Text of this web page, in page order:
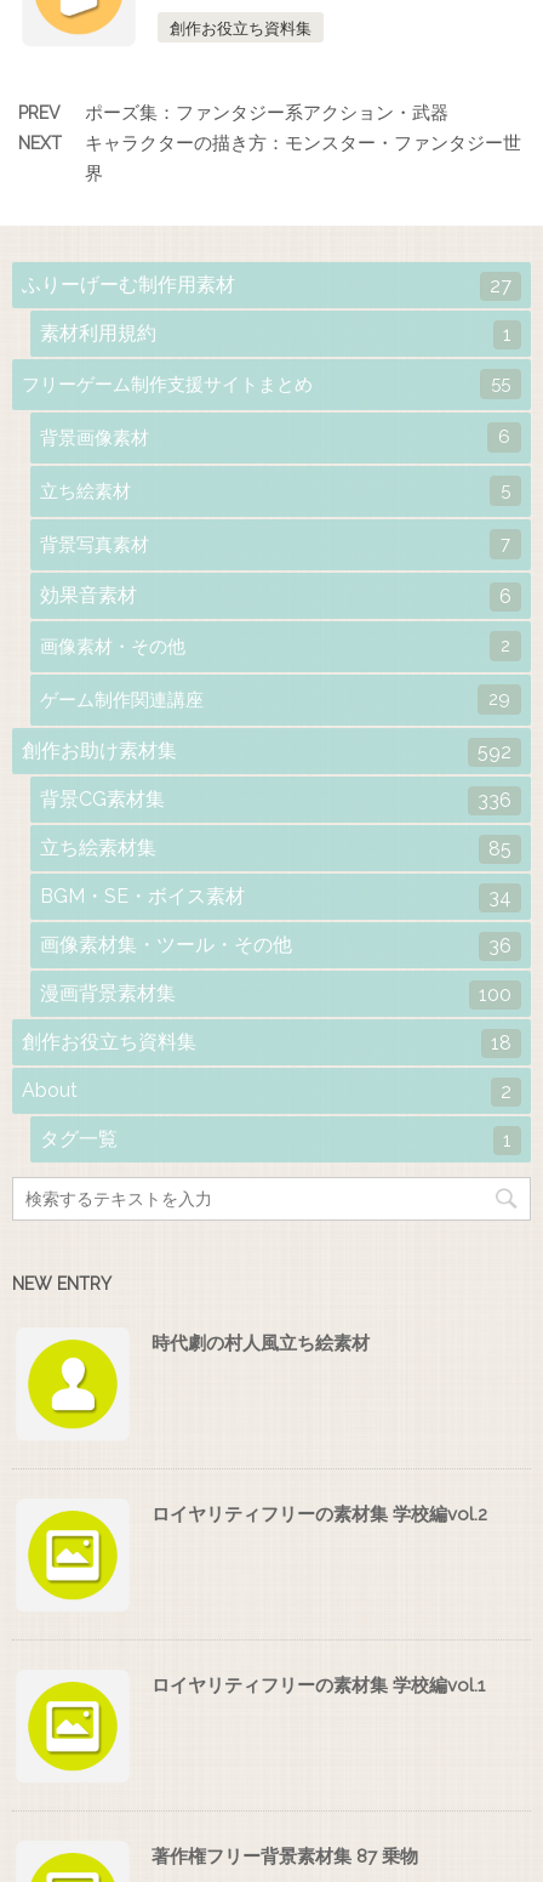
創作お役立ち資料集
PREV ポーズ集：ファンタジー系アクション・武器
NEXT
キャラクターの描き方：モンスター・ファンタジー世
界
ふりーげーむ制作用素材 27
素材利用規約 1
フリーゲーム制作支援サイトまとめ 55
背景画像素材 6
立ち絵素材 5
背景写真素材 7
効果音素材 6
画像素材・その他 2
ゲーム制作関連講座 29
創作お助け素材集 592
背景CG素材集 336
立ち絵素材集 85
BGM・SE・ボイス素材 34
画像素材集・ツール・その他 36
漫画背景素材集 100
創作お役立ち資料集 18
About 2
タグ一覧 1
NEW ENTRY
時代劇の村人風立ち絵素材
ロイヤリティフリーの素材集 学校編vol.2
ロイヤリティフリーの素材集 学校編vol.1
著作権フリー背景素材集 87 乗物